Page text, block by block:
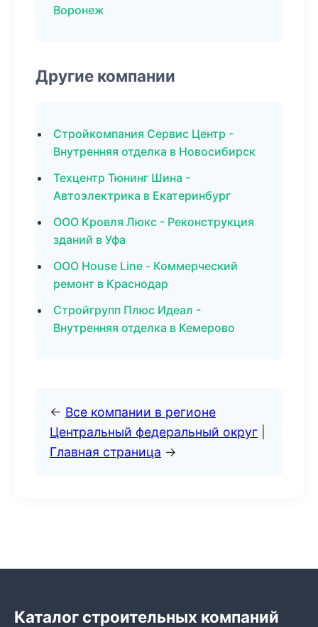
Воронеж
Другие компании
Стройкомпания Сервис Центр -
Внутренняя отделка в Новосибирск
Техцентр Тюнинг Шина -
Автоэлектрика в Екатеринбург
ООО Кровля Люкс - Реконструкция
зданий в Уфа
ООО House Line - Коммерческий
ремонт в Краснодар
Стройгрупп Плюс Идеал -
Внутренняя отделка в Кемерово
← Все компании в регионе
Центральный федеральный округ
Главная страница →
Каталог строительных компаний